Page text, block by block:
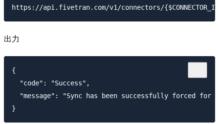
出力
{
  "code": "Success",
"message": "Sync has been successfully forced for